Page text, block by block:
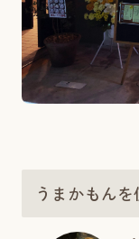
うまかもん